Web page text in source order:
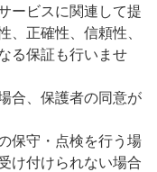
ービスに関連して提
、正確性、信頼性、
る保証も行いませ
合、保護者の同意が
保守・点検を行う場
け付けられない場合